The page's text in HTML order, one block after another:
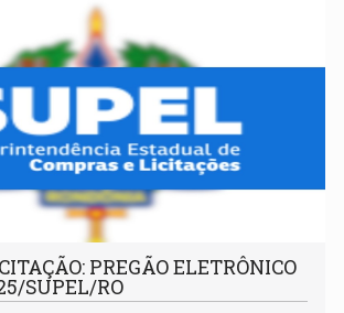
PREGÃO ELETRÔNICO
SUPEL/RO